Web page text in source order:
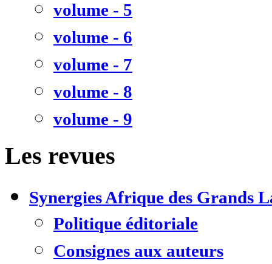
volume - 5
volume - 6
volume - 7
volume - 8
volume - 9
Les revues
Synergies Afrique des Grands
Politique éditoriale
Consignes aux auteurs